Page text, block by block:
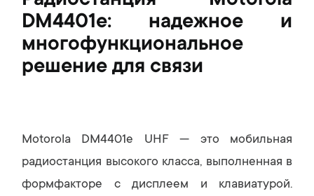
DM4401e: надежное и
многофункциональное
решение для связи
Motorola DM4401e UHF — это мобильная
радиостанция высокого класса, выполненная в
формфакторе с дисплеем и клавиатурой.